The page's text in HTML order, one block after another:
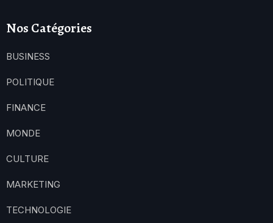
Nos Catégories
BUSINESS
POLITIQUE
FINANCE
MONDE
CULTURE
MARKETING
TECHNOLOGIE